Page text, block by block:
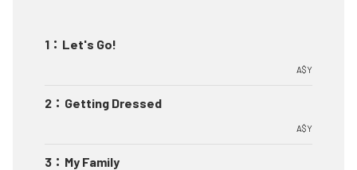
1 ： Let's Go!
A$Y
2 ： Getting Dressed
A$Y
3 ： My Family